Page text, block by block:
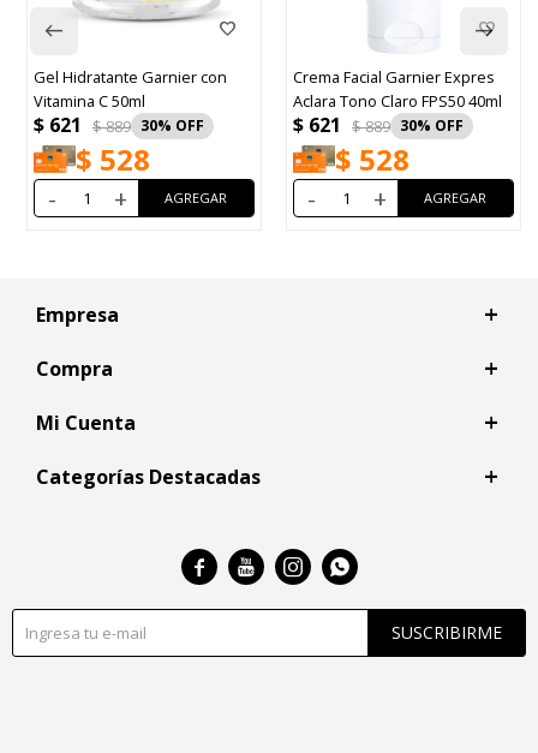
Hidratante Garnier con
C 50ml
$ 889 30
$528
Crema Facial Garnier Expres
Aclara Tono Claro FPS50 40ml
$ 889 30
$528
$
-
Empresa
Compra
Mi Cuenta
Categorías Destacadas
SUSCRIBIRME
   